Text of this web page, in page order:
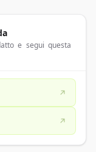
e segui questa